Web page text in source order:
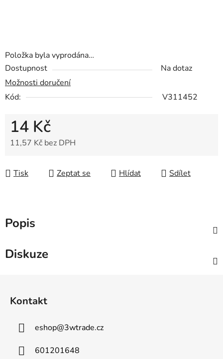
Položka byla vyprodána…
Dostupnost
Na dotaz
Možnosti doručení
Kód:
V311452
14 Kč
11,57 Kč bez DPH
Tisk
Zeptat se Hlídat Sdílet
Popis
Diskuze
Kontakt
eshop@3wtrade.cz
601201648